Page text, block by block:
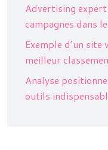
Advertising
campagnes dans
Exemple d’un
meilleur
Analyse
outils